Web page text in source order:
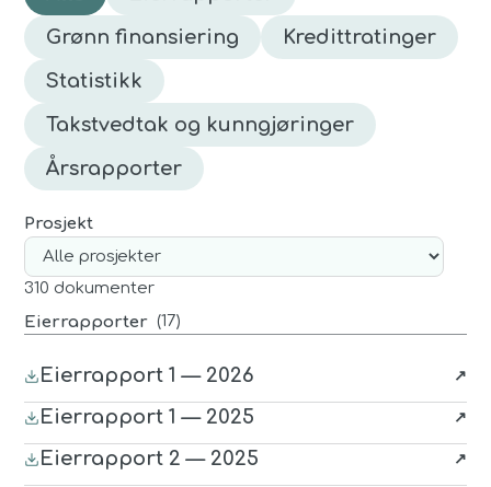
Grønn finansiering
Kredittratinger
Statistikk
Takstvedtak og kunngjøringer
Årsrapporter
Prosjekt
310 dokumenter
Eierrapporter (17)
Eierrapport 1 — 2026
(last ned PDF , åpnes i nytt vindu)
Eierrapport 1 — 2025
(last ned PDF , åpnes i nytt vindu)
Eierrapport 2 — 2025
(last ned PDF , åpnes i nytt vindu)